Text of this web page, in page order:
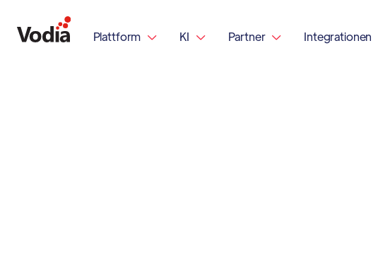
Plattform  KI  Partner  Integrationen